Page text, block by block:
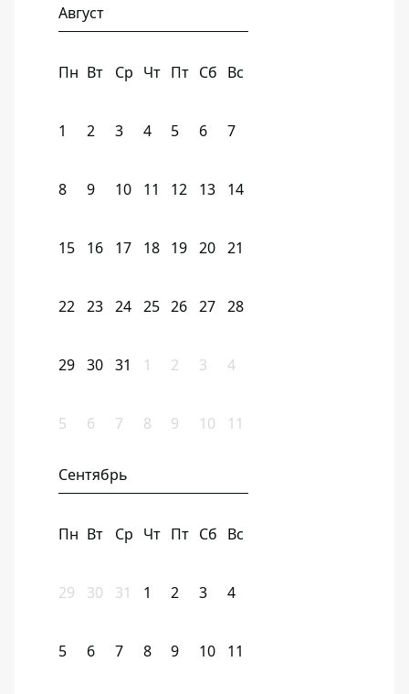
Август
Пн Вт Ср Чт Пт Сб Вс
1 2 3 4 5 6 7
8 9 10 11 12 13 14
15 16 17 18 19 20 21
22 23 24 25 26 27 28
29 30 31 1 2 3 4
5 6 7 8 9 10 11
Сентябрь
Пн Вт Ср Чт Пт Сб Вс
29 30 31 1 2 3 4
5 6 7 8 9 10 11